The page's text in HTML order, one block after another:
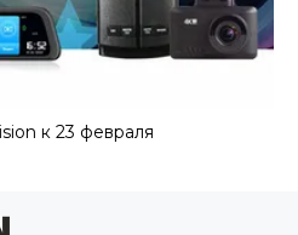
к 23 февраля